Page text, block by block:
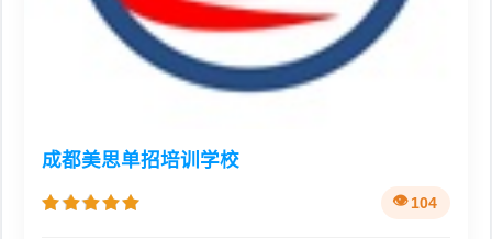
成都美思单招培训学校
104